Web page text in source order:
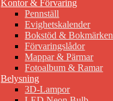
Kontor & Förvaring
Pennställ
Evighetskalender
Bokstöd & Bokmärken
Förvaringslådor
Mappar & Pärmar
Fotoalbum & Ramar
Belysning
3D-Lampor